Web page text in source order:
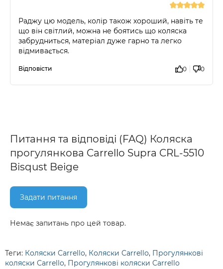
Раджу цю модель, колір також хороший, навіть те
що він світлий, можна не боятись що коляска
забрудниться, матеріал дуже гарно та легко
відмивається.
Відповісти 0 0
Питання та відповіді (FAQ) Коляска
прогулянкова Carrello Supra CRL-5510
Bisqust Beige
Задати питання
Немає запитань про цей товар.
Теги: Коляски Carrello, Коляски Carrello, Прогулянкові
коляски Carrello, Прогулянкові коляски Carrello